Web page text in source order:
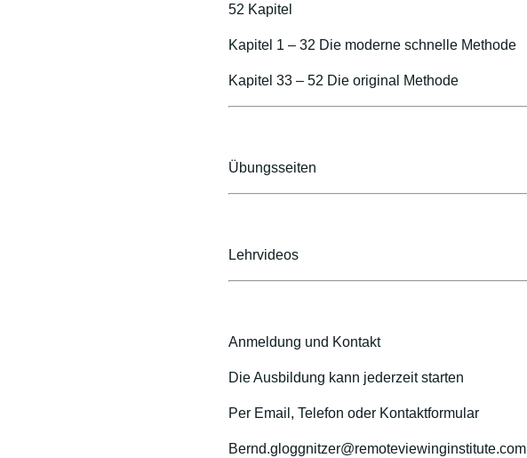
52 Kapitel
Kapitel 1 – 32 Die moderne schnelle Methode
Kapitel 33 – 52 Die original Methode
Übungsseiten
Lehrvideos
Anmeldung und Kontakt
Die Ausbildung kann jederzeit starten
Per Email, Telefon oder Kontaktformular
Bernd.gloggnitzer@remoteviewinginstitute.com